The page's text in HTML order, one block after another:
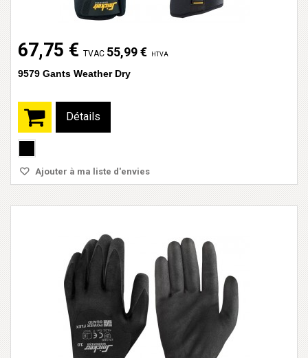
67,75 € TVAC 55,99 € HTVA
9579 Gants Weather Dry
Détails
Ajouter à ma liste d'envies